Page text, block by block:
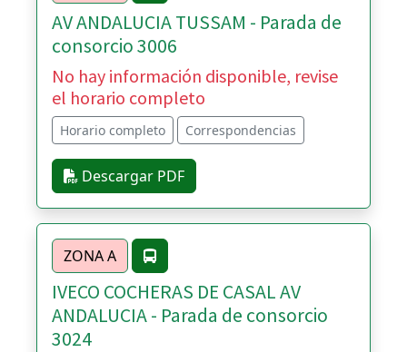
AV ANDALUCIA TUSSAM - Parada de
consorcio 3006
No hay información disponible, revise
el horario completo
Horario completo Correspondencias
Descargar PDF
ZONA A
IVECO COCHERAS DE CASAL AV
ANDALUCIA - Parada de consorcio
3024